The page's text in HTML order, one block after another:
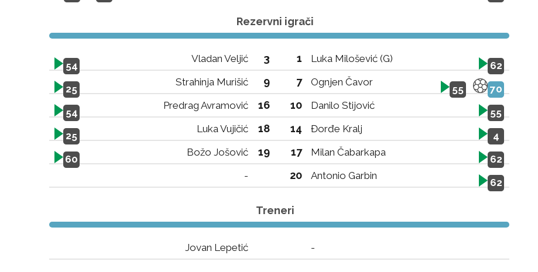
Rezervni igrači
54
Vladan Veljić 3 1 Luka Milošević (G)
62
25
Strahinja Murišić 9 7 Ognjen Čavor
55
70
54
Predrag Avramović 16 10 Danilo Stijović
55
25
Luka Vujičić 18 14 Đorđe Kralj
4
60
Božo Jošović 19 17 Milan Čabarkapa
62
-
20 Antonio Garbin
62
Treneri
Jovan Lepetić -